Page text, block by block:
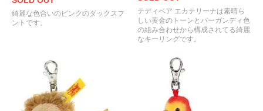
綺麗な色合いのピンクのダックスフ
ントです。
テディベア エカテリーナは素晴ら
しい黄金のトーンとバーガンディ色
の組み合わせから構成されてる綺麗
なキーリングです。